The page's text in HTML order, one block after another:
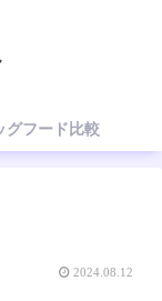
グフード比較
2024.08.12